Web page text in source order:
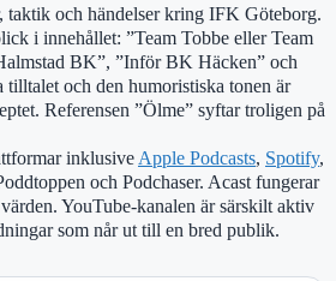
taktik och händelser kring IFK Göteborg.
i innehållet: ”Team Tobbe eller Team
BK”, ”Inför BK Häcken” och
och den humoristiska tonen är
Referensen ”Ölme” syftar troligen på
inklusive Apple Podcasts, Spotify,
och Podchaser. Acast fungerar
YouTube-kanalen är särskilt aktiv
som når ut till en bred publik.